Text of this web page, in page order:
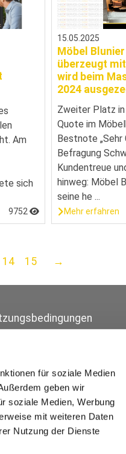
für soziale Medien
geben wir
soziale Medien, Werbung
mit weiteren Daten
Nutzung der Dienste
Am
sich
9752
15.05.2025
Möbel
überzeugt
wird beim
2024
Zweiter Platz
Quote im
Bestnote „Sehr
Befragung
Kundentreue
hinweg: Möbel
seine he ...
Mehr erfahren
14 15 →